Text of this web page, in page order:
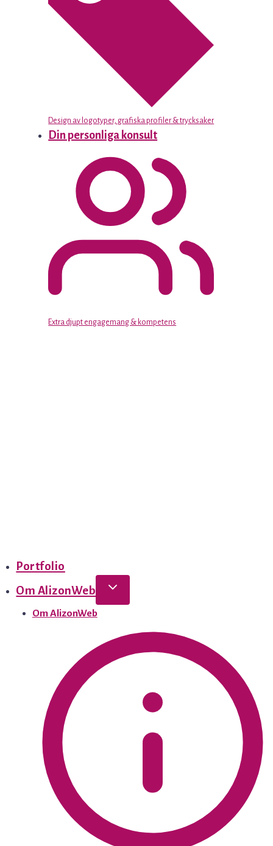
Design av logotyper, grafiska profiler & trycksaker
Din personliga konsult
Extra djupt engagemang & kompetens
Portfolio
Om AlizonWeb
Om AlizonWeb